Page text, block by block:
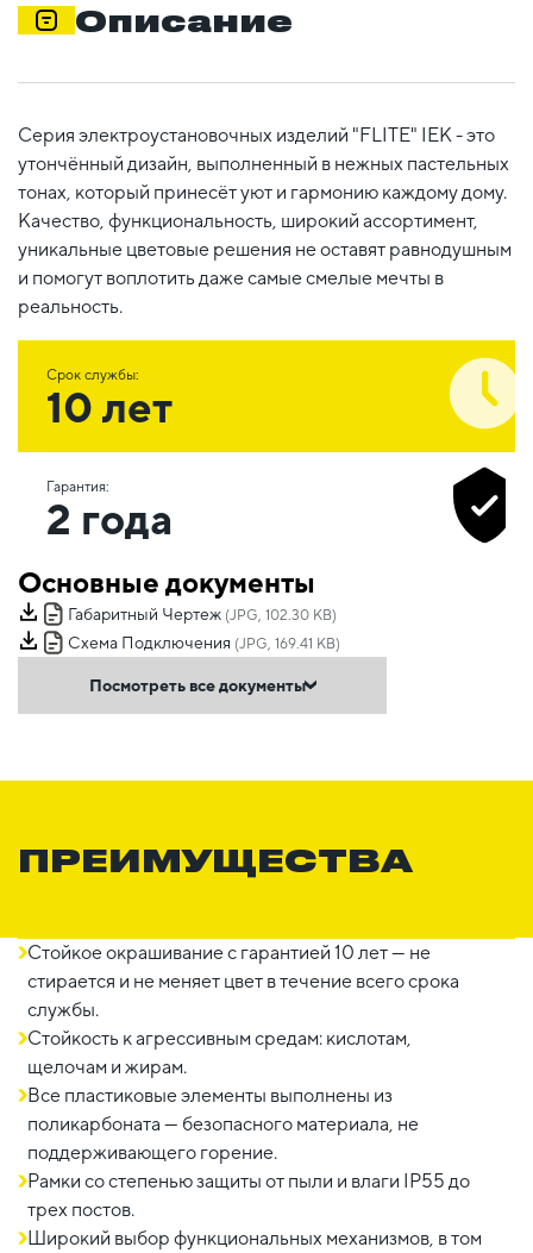
Описание
Серия электроустановочных изделий "FLITE" IEK - это
утончённый дизайн, выполненный в нежных пастельных
тонах, который принесёт уют и гармонию каждому дому.
Качество, функциональность, широкий ассортимент,
уникальные цветовые решения не оставят равнодушным
и помогут воплотить даже самые смелые мечты в
реальность.
Срок службы:
10 лет
Гарантия:
2 года
Основные документы
Габаритный Чертеж (JPG, 102.30 KB)
Схема Подключения (JPG, 169.41 KB)
Посмотреть все документы
ПРЕИМУЩЕСТВА
Стойкое окрашивание с гарантией 10 лет — не
стирается и не меняет цвет в течение всего срока
службы.
Стойкость к агрессивным средам: кислотам,
щелочам и жирам.
Все пластиковые элементы выполнены из
поликарбоната — безопасного материала, не
поддерживающего горение.
Рамки со степенью защиты от пыли и влаги IP55 до
трех постов.
Широкий выбор функциональных механизмов, в том